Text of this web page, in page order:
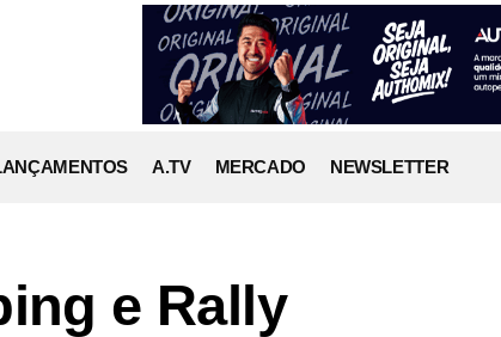
A.TV MERCADO NEWSLETTER
e Rally